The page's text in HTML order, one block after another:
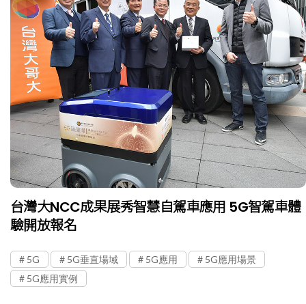
台灣大NCC成果展秀智慧自駕車應用 5G智駕車體
驗開放報名
5G 5G垂直場域 5G應用
5G應用場景
5G應用實例